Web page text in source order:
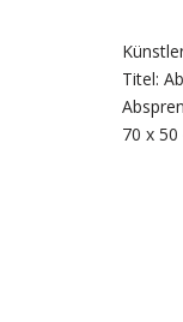
Titel:
70 x 50